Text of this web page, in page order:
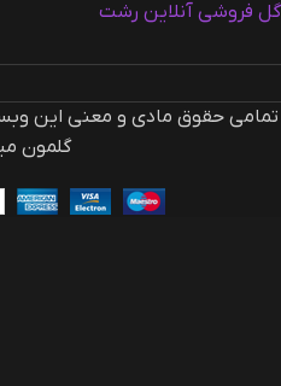
گل فروشی آنلاین رشت
تمامی حقوق مادی و معنی این
گلمون